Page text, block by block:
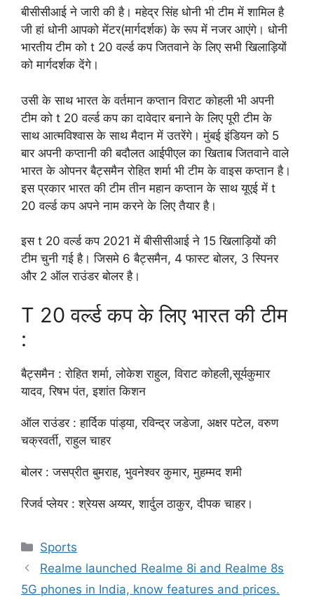
बीसीसीआई ने जारी की है। महेद्र सिंह धोनी भी टीम में शामिल है
जी हां धोनी आपको मेंटर(मार्गदर्शक) के रूप में नजर आएंगे। धोनी
भारतीय टीम को t 20 वर्ल्ड कप जितवाने के लिए सभी खिलाड़ियों
को मार्गदर्शक देंगे।
उसी के साथ भारत के वर्तमान कप्तान विराट कोहली भी अपनी
टीम को t 20 वर्ल्ड कप का दावेदार बनाने के लिए पूरी टीम के
साथ आत्मविश्वास के साथ मैदान में उतरेंगे। मुंबई इंडियन को 5
बार अपनी कप्तानी की बदौलत आईपीएल का खिताब जितवाने वाले
भारत के ओपनर बैट्समैन रोहित शर्मा भी टीम के वाइस कप्तान है।
इस प्रकार भारत की टीम तीन महान कप्तान के साथ यूएई में t
20 वर्ल्ड कप अपने नाम करने के लिए तैयार है।
इस t 20 वर्ल्ड कप 2021 में बीसीसीआई ने 15 खिलाड़ियों की
टीम चुनी गई है। जिसमे 6 बैट्समैन, 4 फास्ट बोलर, 3 स्पिनर
और 2 ऑल राउंडर बोलर है।
T 20 वर्ल्ड कप के लिए भारत की टीम
:
बैट्समैन : रोहित शर्मा, लोकेश राहुल, विराट कोहली,सूर्यकुमार
यादव, रिषभ पंत, इशांत किशन
ऑल राउंडर : हार्दिक पांड्या, रविन्द्र जडेजा, अक्षर पटेल, वरुण
चक्रवर्ती, राहुल चाहर
बोलर : जसप्रीत बुमराह, भुवनेश्वर कुमार, मुहम्मद शमी
रिजर्व प्लेयर : श्रेयस अय्यर, शार्दुल ठाकुर, दीपक चाहर।
Categories
Sports
Realme launched Realme 8i and Realme 8s
5G phones in India, know features and prices.